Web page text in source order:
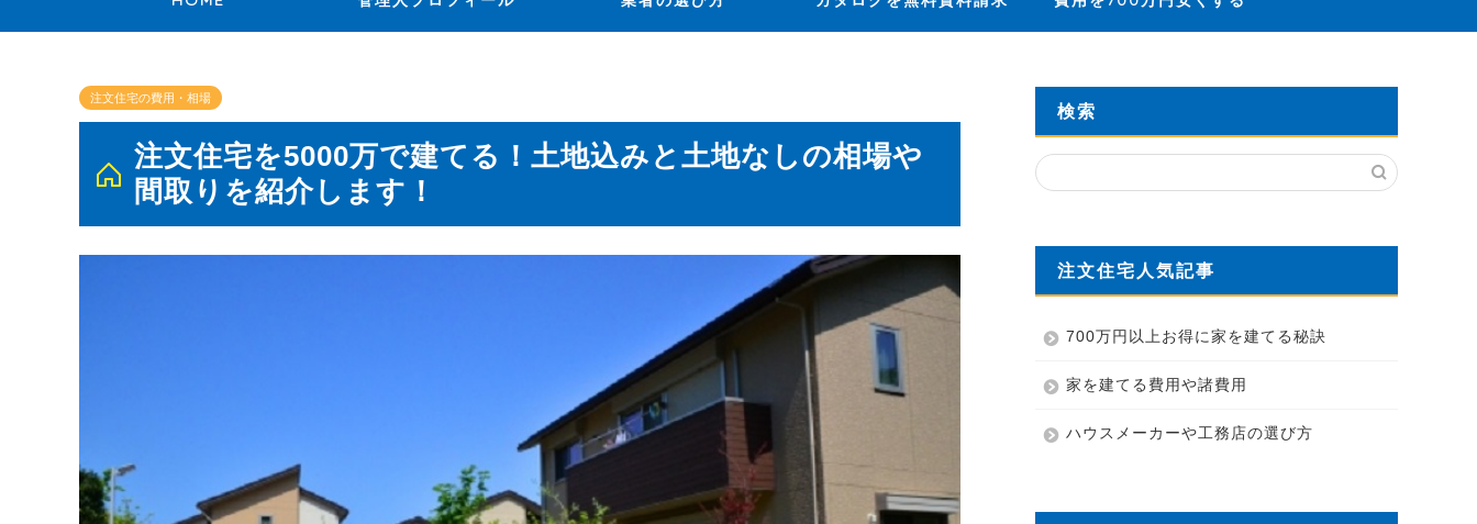
注文住宅の費用・相場
注文住宅を5000万で建てる！土地込みと土地なしの相場や
間取りを紹介します！
検索
注文住宅人気記事
700万円以上お得に家を建てる秘訣
家を建てる費用や諸費用
ハウスメーカーや工務店の選び方